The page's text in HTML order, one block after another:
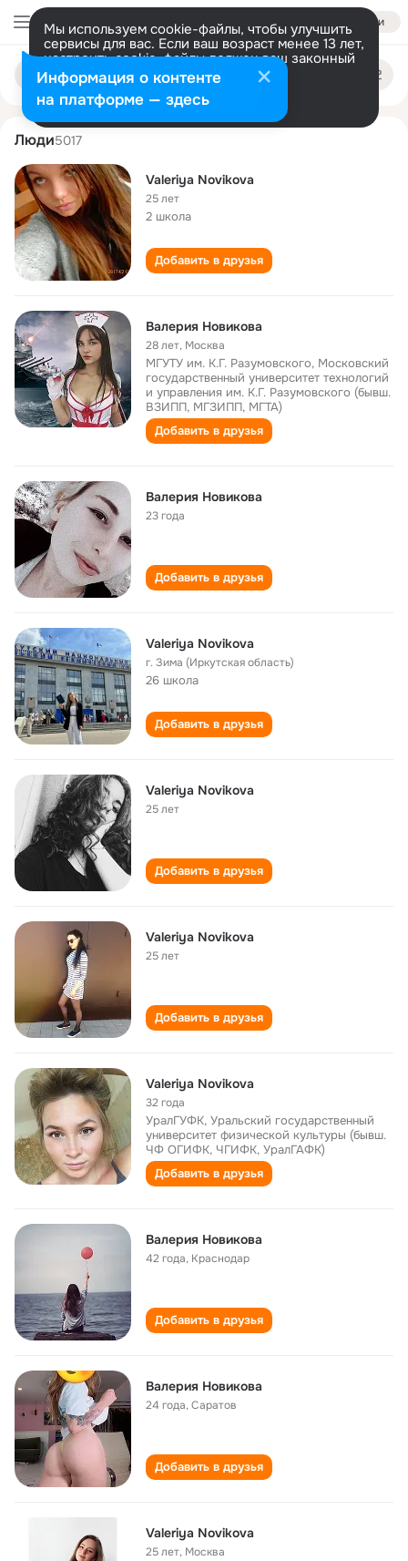
Войти
Мы используем cookie-файлы, чтобы улучшить
сервисы для вас. Если ваш возраст менее 13 лет,
настроить cookie-файлы должен ваш законный
представитель. Больше информации
Разрешить все Настроить
Поиск
людям
valeriya novikova
Люди5017
Valeriya Novikova
25 лет
2 школа
Добавить в друзья
Валерия Новикова
28 лет, Москва
МГУТУ им. К.Г. Разумовского, Московский
государственный университет технологий
и управления им. К.Г. Разумовского (бывш.
ВЗИПП, МГЗИПП, МГТА)
Добавить в друзья
Валерия Новикова
23 года
Добавить в друзья
Valeriya Novikova
г. Зима (Иркутская область)
26 школа
Добавить в друзья
Valeriya Novikova
25 лет
Добавить в друзья
Valeriya Novikova
25 лет
Добавить в друзья
Valeriya Novikova
32 года
УралГУФК, Уральский государственный
университет физической культуры (бывш.
ЧФ ОГИФК, ЧГИФК, УралГАФК)
Добавить в друзья
Валерия Новикова
42 года, Краснодар
Добавить в друзья
Валерия Новикова
24 года,Саратов
Добавить в друзья
Valeriya Novikova
25 лет, Москва
Информация о контенте
на платформе — здесь